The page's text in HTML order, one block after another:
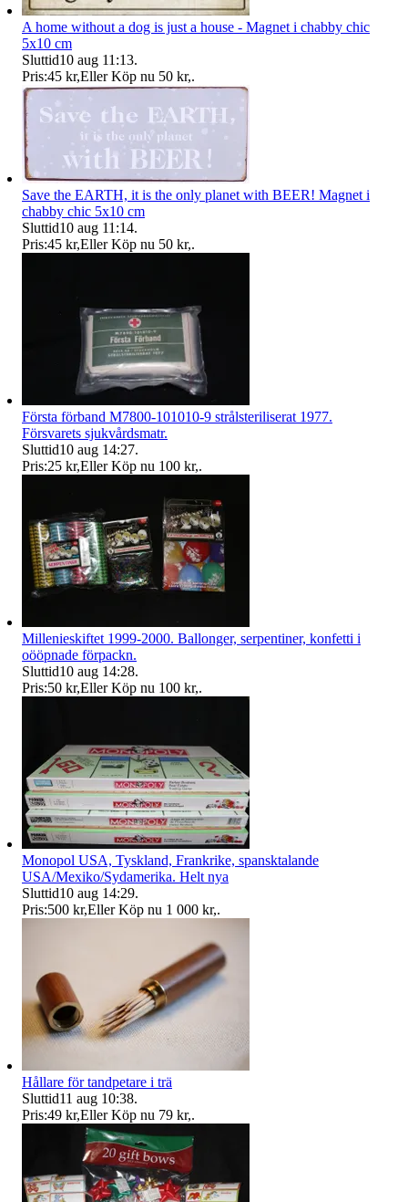
A home without a dog is just a house - Magnet i chabby chic
5x10 cm
Sluttid10 aug 11:13.
Pris:45 kr,Eller Köp nu 50 kr,.
Save the EARTH, it is the only planet with BEER! Magnet i
chabby chic 5x10 cm
Sluttid10 aug 11:14.
Pris:45 kr,Eller Köp nu 50 kr,.
Första förband M7800-101010-9 strålsteriliserat 1977.
Försvarets sjukvårdsmatr.
Sluttid10 aug 14:27.
Pris:25 kr,Eller Köp nu 100 kr,.
Millenieskiftet 1999-2000. Ballonger, serpentiner, konfetti i
oööpnade förpackn.
Sluttid10 aug 14:28.
Pris:50 kr,Eller Köp nu 100 kr,.
Monopol USA, Tyskland, Frankrike, spansktalande
USA/Mexiko/Sydamerika. Helt nya
Sluttid10 aug 14:29.
Pris:500 kr,Eller Köp nu 1 000 kr,.
Hållare för tandpetare i trä
Sluttid11 aug 10:38.
Pris:49 kr,Eller Köp nu 79 kr,.